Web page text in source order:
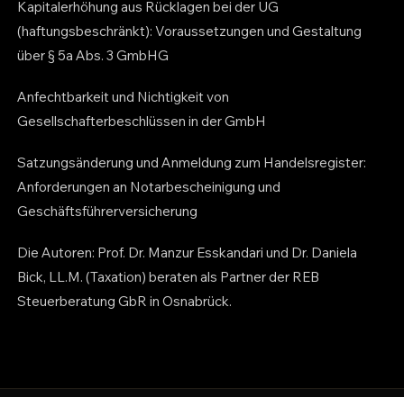
Kapitalerhöhung aus Rücklagen bei der UG
(haftungsbeschränkt): Voraussetzungen und Gestaltung
über § 5a Abs. 3 GmbHG
Anfechtbarkeit und Nichtigkeit von
Gesellschafterbeschlüssen in der GmbH
Satzungsänderung und Anmeldung zum Handelsregister:
Anforderungen an Notarbescheinigung und
Geschäftsführerversicherung
Die Autoren: Prof. Dr. Manzur Esskandari und Dr. Daniela
Bick, LL.M. (Taxation) beraten als Partner der REB
Steuerberatung GbR in Osnabrück.